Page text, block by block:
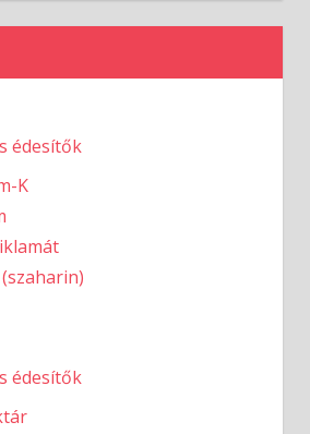
édesítők
K
édesítők